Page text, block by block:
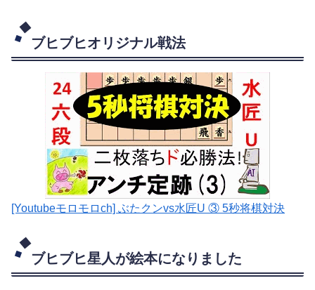
ブヒブヒオリジナル戦法
[Youtubeモロモロch] ぶたクンvs水匠U ③ 5秒将棋対決
ブヒブヒ星人が絵本になりました